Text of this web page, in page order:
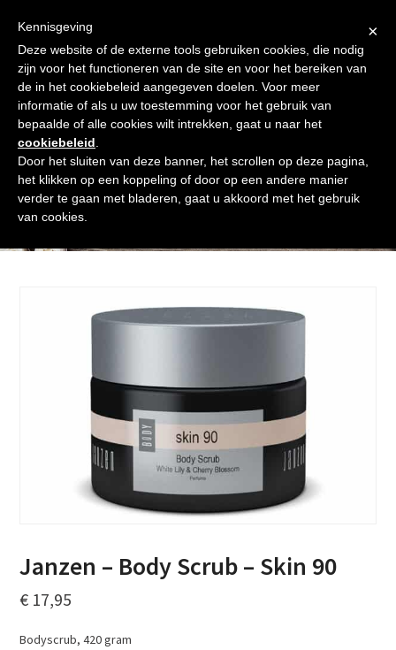
content
Afrekenen
Winkelmand Shop
Open
mobile
menu
Close
mobile
menu
Shop
Janzen – Body Scrub – Skin 90
€ 17,95
Bodyscrub, 420 gram
×
Kennisgeving
Deze website of de externe tools gebruiken cookies, die nodig
zijn voor het functioneren van de site en voor het bereiken van
de in het cookiebeleid aangegeven doelen. Voor meer
informatie of als u uw toestemming voor het gebruik van
bepaalde of alle cookies wilt intrekken, gaat u naar het
cookiebeleid
Door het sluiten van deze banner, het scrollen op deze pagina,
het klikken op een koppeling of door op een andere manier
verder te gaan met bladeren, gaat u akkoord met het gebruik
van cookies.